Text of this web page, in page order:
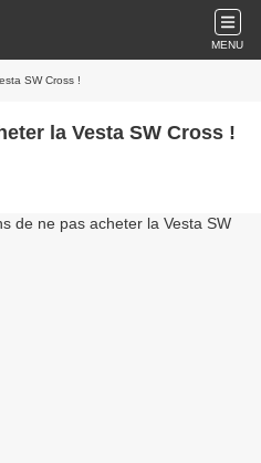
MENU
SW Cross !
la Vesta SW Cross !